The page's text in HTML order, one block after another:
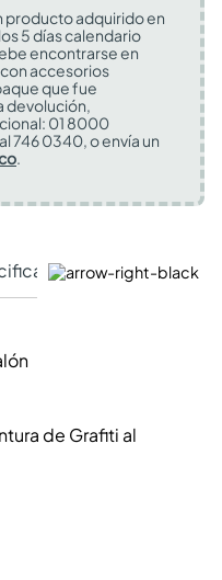
producto adquirido en
5 días calendario
encontrarse en
accesorios
que fue
devolución,
01 8000
746 0340, o envía un
.
Técnicas
de Grafiti al